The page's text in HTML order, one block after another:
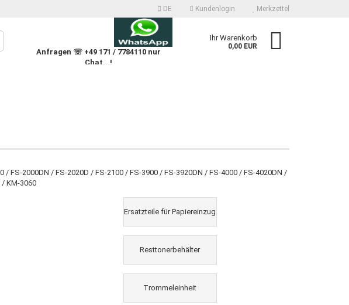
DE Kundenlogin
Konto erstellen
Merkzettel
Anfragen ☏ +49 171 / 7784110 nur
Chat...!
Ihr Warenkorb
0,00 EUR
FS-2000DN / FS-2020D / FS-2100 / FS-3900 / FS-3920DN / FS-4000 / FS-4020DN /
KM-3060
Ersatzteile für Papiereinzug
Resttonerbehälter
Trommeleinheit